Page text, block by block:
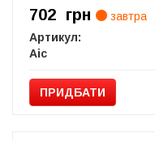
702 грн
завтра
Артикул:
Aic
ПРИДБАТИ